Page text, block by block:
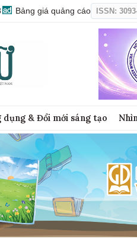
Bảng giá quảng cáo ISSN:
dụng & Đổi mới sáng tạo